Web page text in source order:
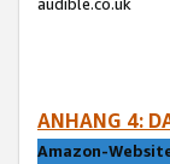
ANHANG 4:
Amazon-